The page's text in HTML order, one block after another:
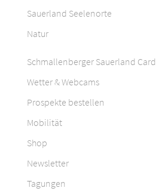
Sauerland Seelenorte
Natur
Schmallenberger Sauerland Card
Wetter & Webcams
Prospekte bestellen
Mobilität
Shop
Newsletter
Tagungen